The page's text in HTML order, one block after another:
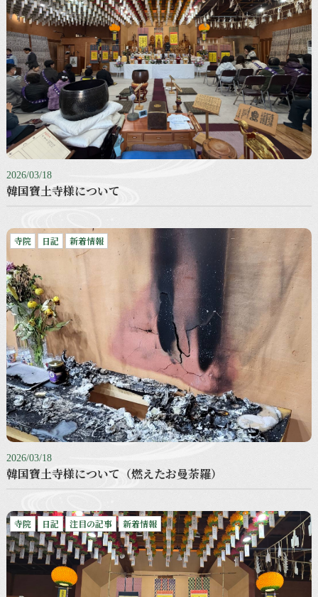
2026/03/18
韓国寶土寺様について
寺院 日記 新着情報
2026/03/18
韓国寶土寺様について（燃えたお曼荼羅）
寺院 日記 注目の記事 新着情報